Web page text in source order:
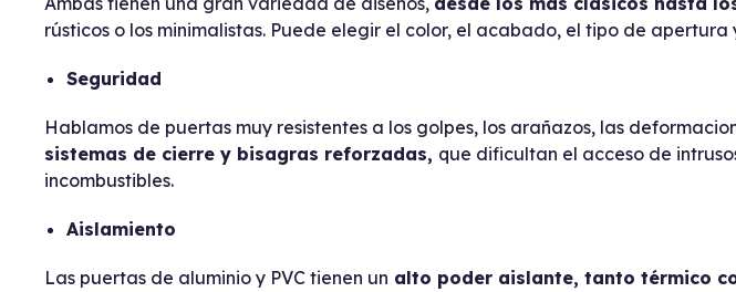
rústicos o los minimalistas. Puede elegir el color, el acabado, el tipo de apertura
Seguridad
Hablamos de puertas muy resistentes a los golpes, los arañazos, las
sistemas de cierre y bisagras reforzadas, que dificultan el acceso de
incombustibles.
Aislamiento
Las puertas de aluminio y PVC tienen un alto poder aislante, tanto térmico